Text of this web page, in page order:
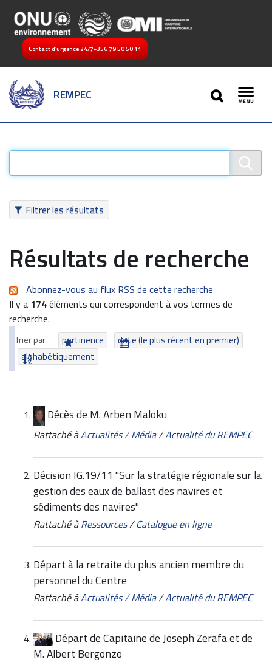
Contact d’urgence 24/7+356 79 50 50 11
REMPEC
SEARCH
Filtrer les résultats
Résultats de recherche
Abonnez-vous au flux RSS de cette recherche
Il y a 174éléments qui correspondent à vos termes de
recherche.
Trier par pertinence
date (le plus récent en premier)
alphabétiquement
Décès de M. Arben Maloku
Rattaché àActualités / Média/Actualité du REMPEC
Décision IG.19/11 "Sur la stratégie régionale sur la
gestion des eaux de ballast des navires et
sédiments des navires"
Rattaché à Ressources/Catalogue en ligne
Départ à la retraite du plus ancien membre du
personnel du Centre
Rattaché àActualités / Média/Actualité du REMPEC
Départ de Capitaine de Joseph Zerafa et de
M. Albert Bergonzo